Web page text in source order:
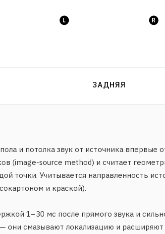
ЗАДНЯЯ
L R
R 2,92 3,9 -10,5
3,54 5,7 -12,2
3,54 5,7 -12,2
3,81
4,53 8,6 -14,4
R 4,53 8,6 -14,4
и потолка звук от источника впервые
(image-source method) и считает
точки. Учитывается направленность
и краской).
1–30 мс после прямого звука и
смазывают локализацию и расширяют